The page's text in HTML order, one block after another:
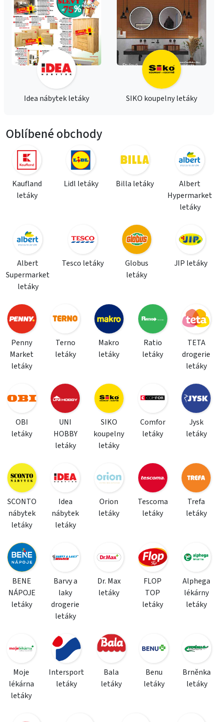
Idea nábytek letáky SIKO koupelny letáky
Oblíbené obchody
Kaufland
letáky
Lidl letáky Billa letáky
Albert
Hypermarket
letáky
Albert
Supermarket
letáky
Tesco letáky
Globus
letáky
JIP letáky
Penny
Market
letáky
Terno
letáky
Makro
letáky
Ratio
letáky
TETA
drogerie
letáky
OBI
letáky
UNI
HOBBY
letáky
SIKO
koupelny
letáky
Comfor
letáky
Jysk
letáky
SCONTO
nábytek
letáky
Idea
nábytek
letáky
Orion
letáky
Tescoma
letáky
Trefa
letáky
BENE
NÁPOJE
letáky
Barvy a
laky
drogerie
letáky
Dr. Max
letáky
FLOP
TOP
letáky
Alphega
lékárny
letáky
Moje
lékárna
letáky
Intersport
letáky
Bala
letáky
Benu
letáky
Brněnka
letáky